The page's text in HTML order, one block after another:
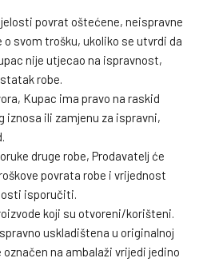
povrat oštećene, neispravne
svom trošku, ukoliko se utvrdi da
nije utjecao na ispravnost,
robe.
Kupac ima pravo na raskid
iznosa ili zamjenu za ispravni,
druge robe, Prodavatelj će
povrata robe i vrijednost
isporučiti.
koji su otvoreni/korišteni.
uskladištena u originalnoj
na ambalaži vrijedi jedino